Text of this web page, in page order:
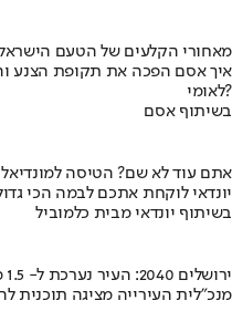
מאחורי הקלעים של הטעם
לאומי?
בשיתוף אסם
אתם עוד לא שם? הטיסה
יונדאי לוקחת אתכם לבמה הכי
בשיתוף יונדאי מבית כלמוביל
ירושלים 2040: העיר נערכת ל- 1.5 מליון תושבים
מנכ"לית העירייה מציגה תוכנית